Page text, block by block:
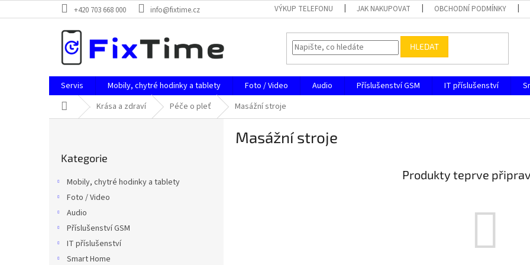
na
+420 703 668 000 info@fixtime.cz VÝKUP TELEFONU JAK NAKUPOVAT OBCHODNÍ PODMÍNKY
HLEDAT
Servis Mobily, chytré hodinky a tablety Foto / Video Audio Příslušenství GSM IT příslušenství
Domů Krása a zdraví Péče o pleť Masážní stroje
kategorie
Kategorie
Mobily, chytré hodinky a tablety
Foto / Video
Audio
Příslušenství GSM
IT příslušenství
Smart Home
Masážní stroje
Produkty teprve